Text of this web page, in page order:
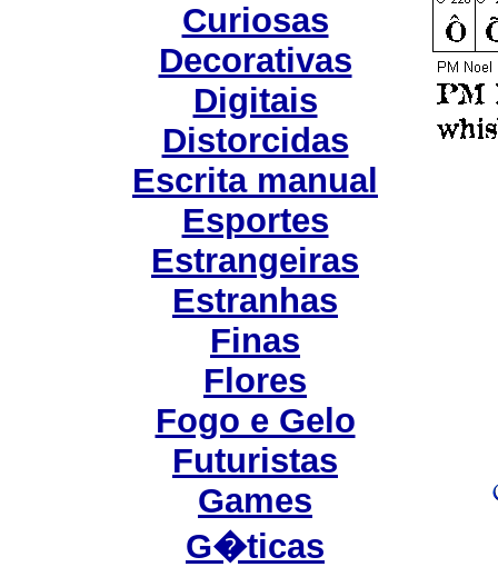
Curiosas
Decorativas
Digitais
Distorcidas
Escrita manual
Esportes
Estrangeiras
Estranhas
Finas
Flores
Fogo e Gelo
Futuristas
Games
G�ticas